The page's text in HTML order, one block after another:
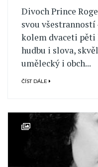
Divoch Prince
svou
kolem dvaceti pěti
hudbu i slova,
umělecký i obch...
ČÍST DÁLE